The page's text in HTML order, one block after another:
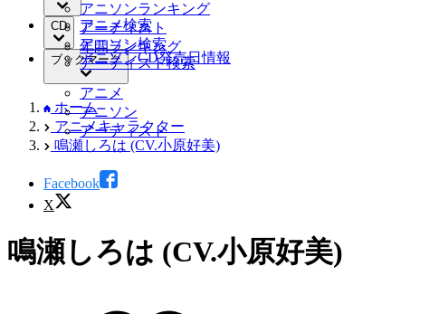
アニソンランキング
アーティスト
年間ランキング
アニメ検索
アニソン検索
アーティスト検索
CD
アニソンCD発売日情報
ブックマーク
アニメ
アニソン
アーティスト
ホーム
アニメキャラクター
鳴瀬しろは (CV.小原好美)
Facebook
X
鳴瀬しろは (CV.小原好美)